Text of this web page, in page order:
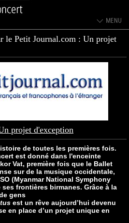
le Petit Journal.com : Un projet
projet d'exception
de toutes les premières fois.
est donné dans l'enceinte
Vat, première fois que le Ballet
sur de la musique occidentale,
(Myanmar National Symphony
frontières birmanes. Grâce à la
gens
est un rêve aujourd’hui devenu
en place d’un projet unique en